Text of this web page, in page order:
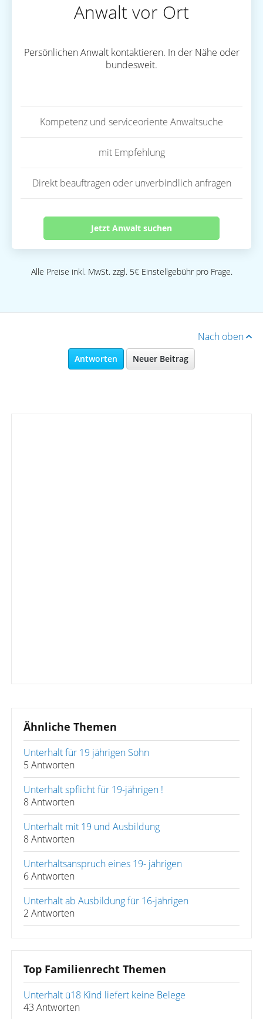
Anwalt vor Ort
Persönlichen Anwalt kontaktieren. In der Nähe oder
bundesweit.
Kompetenz und serviceoriente Anwaltsuche
mit Empfehlung
Direkt beauftragen oder unverbindlich anfragen
Jetzt Anwalt suchen
Alle Preise inkl. MwSt. zzgl. 5€ Einstellgebühr pro Frage.
Nach oben
Antworten Neuer Beitrag
Ähnliche Themen
Unterhalt für 19 jährigen Sohn
5 Antworten
Unterhalt spflicht für 19-jährigen !
8 Antworten
Unterhalt mit 19 und Ausbildung
8 Antworten
Unterhaltsanspruch eines 19- jährigen
6 Antworten
Unterhalt ab Ausbildung für 16-jährigen
2 Antworten
Top Familienrecht Themen
Unterhalt ü18 Kind liefert keine Belege
43 Antworten